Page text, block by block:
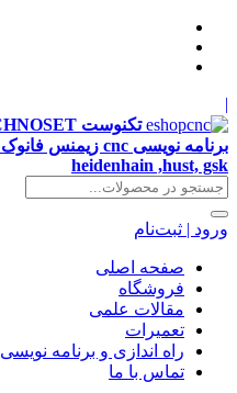
|
heidenhain ,hust, gsk
ورود | ثبت‌نام
صفحه اصلی
فروشگاه
مقالات علمی
تعمیرات
راه اندازی و برنامه نویسیCNC
تماس با ما